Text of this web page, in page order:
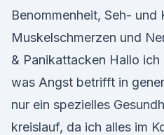
Benommenheit, Seh-
Muskelschmerzen und
& Panikattacken Hallo
was Angst betrifft in
nur ein spezielles
kreislauf, da ich alles im